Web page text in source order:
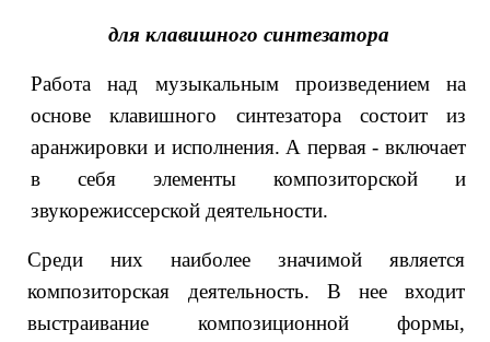
для клавишного синтезатора
Работа над музыкальным произведением на
основе клавишного синтезатора состоит из
аранжировки и исполнения. А первая - включает
в себя элементы композиторской и
звукорежиссерской деятельности.
Среди них наиболее значимой является
композиторская деятельность. В нее входит
выстраивание композиционной формы,